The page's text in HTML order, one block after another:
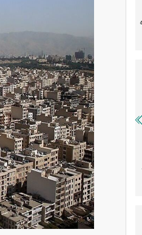
درآمد ارزی تا بازی با عزل و نصب‌ها
هجوم خودروسازان چینی به اروپا؛ آیا
کارخانه‌های بحران‌زده نجات پیدا